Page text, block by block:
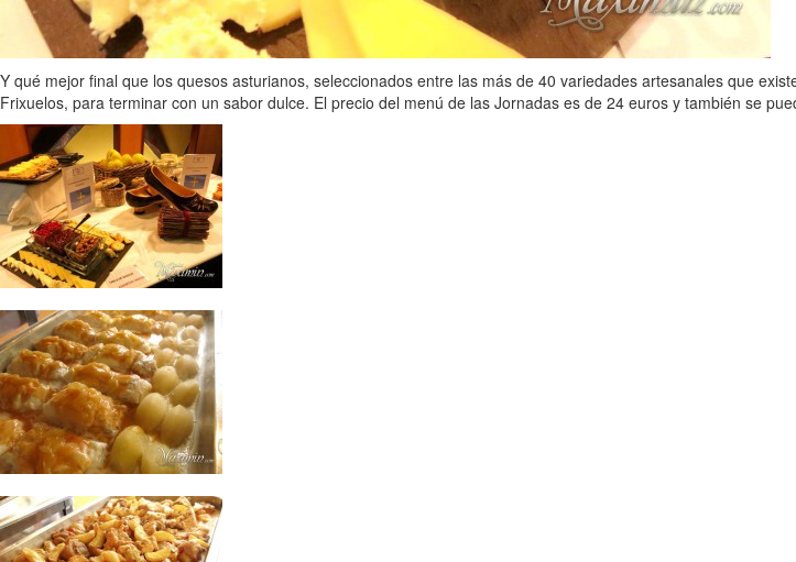
Y qué mejor final que los quesos asturianos, seleccionados entre las más de 40 variedades artesanales que
Frixuelos, para terminar con un sabor dulce. El precio del menú de las Jornadas es de 24 euros y también se